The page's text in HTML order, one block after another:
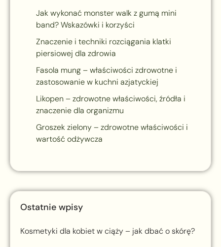
Jak wykonać monster walk z gumą mini
band? Wskazówki i korzyści
Znaczenie i techniki rozciągania klatki
piersiowej dla zdrowia
Fasola mung – właściwości zdrowotne i
zastosowanie w kuchni azjatyckiej
Likopen – zdrowotne właściwości, źródła i
znaczenie dla organizmu
Groszek zielony – zdrowotne właściwości i
wartość odżywcza
Ostatnie wpisy
Kosmetyki dla kobiet w ciąży – jak dbać o skórę?